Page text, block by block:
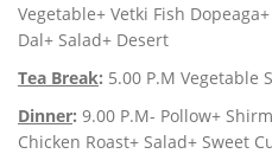
Vegetable+ Vetki Fish
Dal+ Salad+ Desert
Tea Break: 5.00 P.M Vegetable
Dinner: 9.00 P.M- Pollow+
Chicken Roast+ Salad+ Sweet